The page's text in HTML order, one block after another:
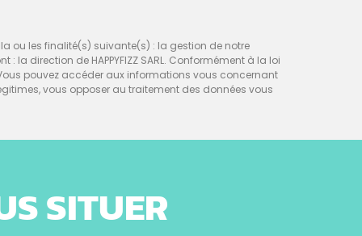
la ou les finalité(s) suivante(s) : la gestion de notre
direction de HAPPYFIZZ SARL. Conformément à la loi
pouvez accéder aux informations vous concernant
vous opposer au traitement des données vous
SITUER